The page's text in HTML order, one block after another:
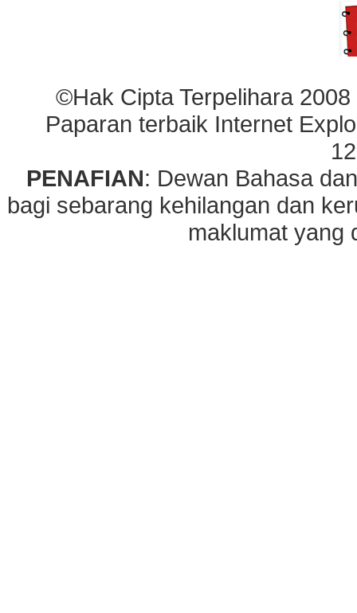
©Hak Cipta Terpelihara
Paparan terbaik Internet
PENAFIAN: Dewan Bahasa
bagi sebarang kehilangan dan
maklumat yang